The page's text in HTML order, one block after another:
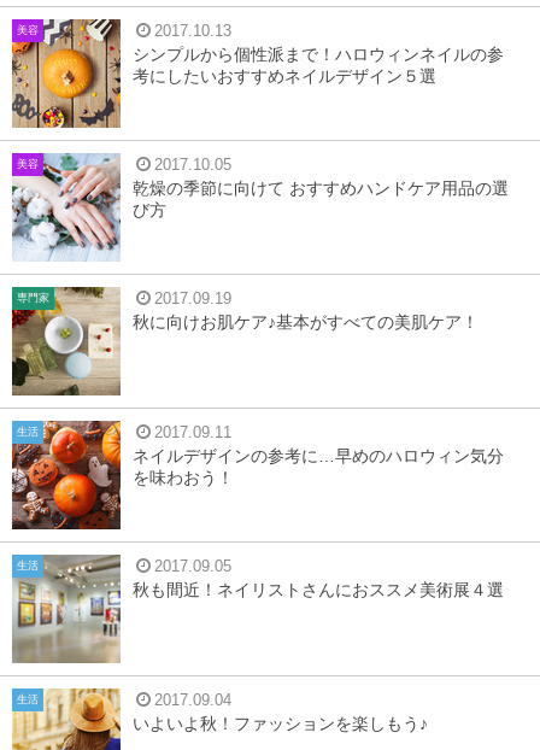
美容 2017.10.13
シンプルから個性派まで！ハロウィンネイルの参
考にしたいおすすめネイルデザイン５選
美容 2017.10.05
乾燥の季節に向けて おすすめハンドケア用品の選
び方
専門家 2017.09.19
秋に向けお肌ケア♪基本がすべての美肌ケア！
生活 2017.09.11
ネイルデザインの参考に…早めのハロウィン気分
を味わおう！
生活 2017.09.05
秋も間近！ネイリストさんにおススメ美術展４選
生活 2017.09.04
いよいよ秋！ファッションを楽しもう♪